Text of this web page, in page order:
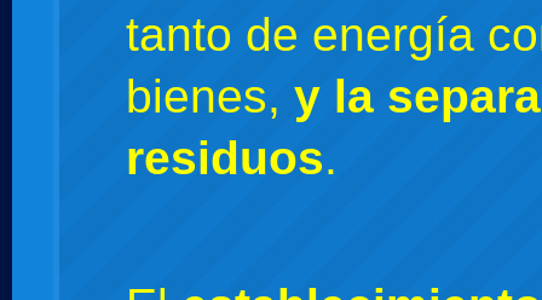
tanto de energía
bienes, y la
residuos.